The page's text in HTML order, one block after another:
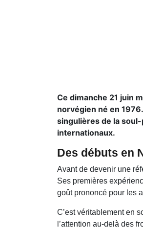
Ce dimanche 21 juin
norvégien né en
singulières de la
internationaux.
Des débuts en
Avant de devenir une
Ses premières
goût prononcé pour les
C’est véritablement en
l’attention au-delà des